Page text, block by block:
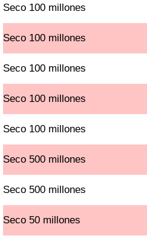
Seco 100 millones
Seco 100 millones
Seco 100 millones
Seco 100 millones
Seco 100 millones
Seco 500 millones
Seco 500 millones
Seco 50 millones